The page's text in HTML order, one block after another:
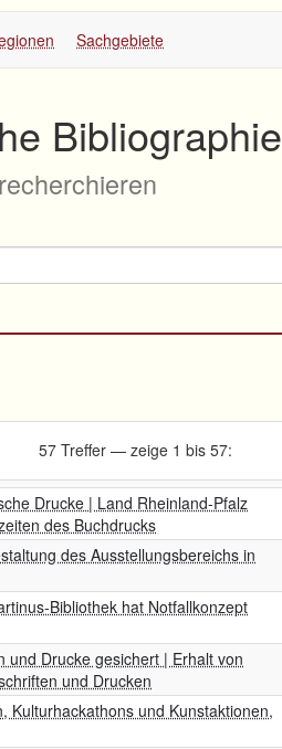
Sachgebiete
Bibliographie
57 Treffer — zeige 1 bis 57:
Drucke | Land Rheinland-Pfalz
des Buchdrucks
des Ausstellungsbereichs in
Bibliothek hat Notfallkonzept
und Drucke gesichert | Erhalt von
und Drucken
Kulturhackathons und Kunstaktionen,